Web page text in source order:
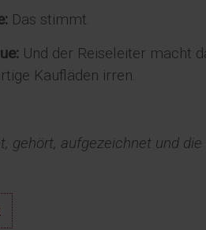
Das stimmt.
Und der Reiseleiter macht
Kaufläden irren.
gehört, aufgezeichnet und